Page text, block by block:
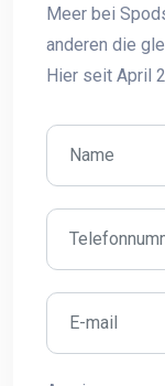
Meer bei
anderen die
Hier seit April